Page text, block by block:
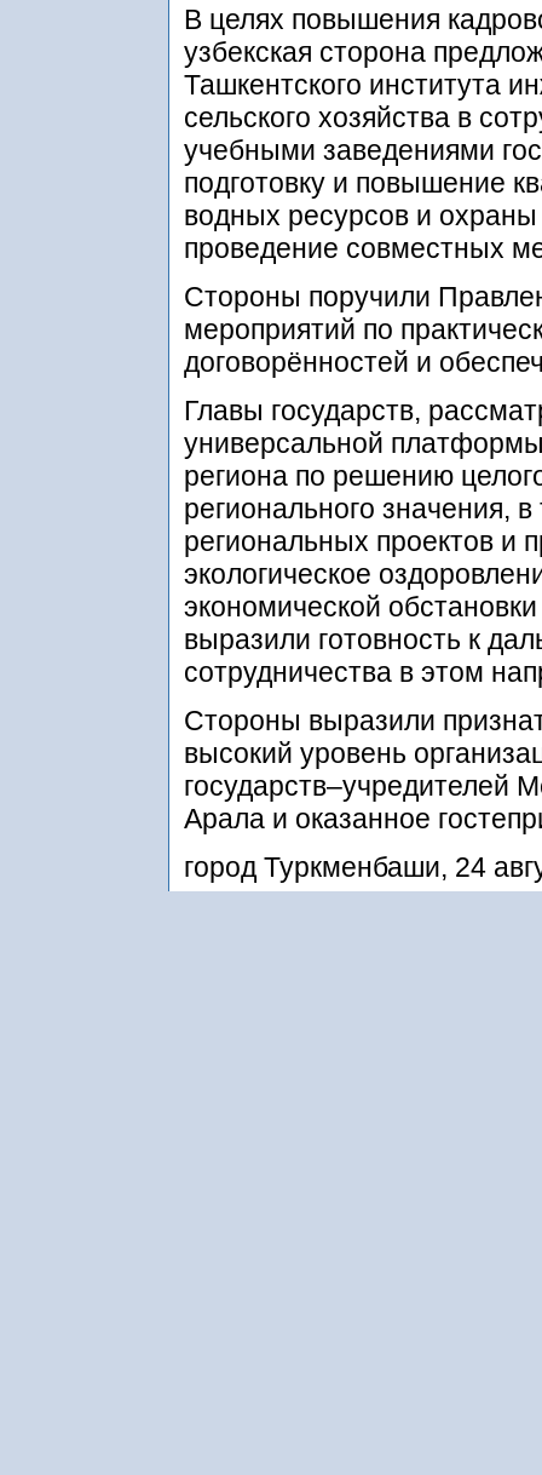
В целях повышения
узбекская сторона
Ташкентского института
сельского хозяйства в
учебными заведениями
подготовку и повышение
водных ресурсов и
проведение совместных
Стороны поручили
мероприятий по
договорённостей и
Главы государств,
универсальной
региона по решению
регионального значения,
региональных проектов и
экологическое
экономической
выразили готовность к
сотрудничества в этом
Стороны выразили
высокий уровень
государств–учредителей
Арала и оказанное
город Туркменбаши, 24